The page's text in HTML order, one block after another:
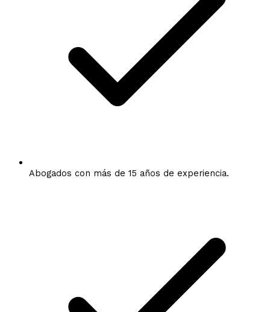
Abogados con más de 15 años de experiencia.